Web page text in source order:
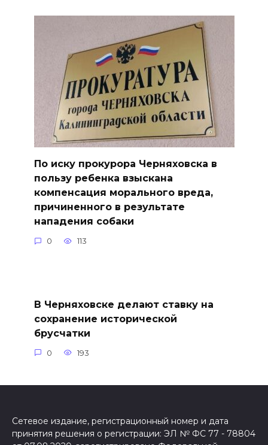
По иску прокурора Черняховска в
пользу ребенка взыскана
компенсация морального вреда,
причиненного в результате
нападения собаки
0 113
В Черняховске делают ставку на
сохранение исторической
брусчатки
0 193
Сетевое издание, регистрационный номер и дата
принятия решения о регистрации: ЭЛ № ФС 77 - 78804